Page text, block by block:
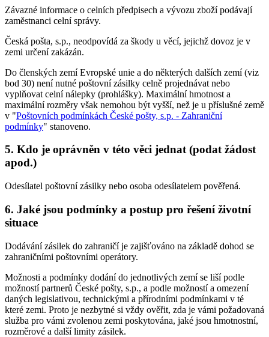
Závazné informace o celních předpisech a vývozu zboží podávají
zaměstnanci celní správy.
Česká pošta, s.p., neodpovídá za škody u věcí, jejichž dovoz je v
zemi určení zakázán.
Do členských zemí Evropské unie a do některých dalších zemí (viz
bod 30) není nutné poštovní zásilky celně projednávat nebo
vyplňovat celní nálepky (prohlášky). Maximální hmotnost a
maximální rozměry však nemohou být vyšší, než je u příslušné země
v "Poštovních podmínkách České pošty, s.p. - Zahraniční
podmínky" stanoveno.
5. Kdo je oprávněn v této věci jednat (podat žádost
apod.)
Odesílatel poštovní zásilky nebo osoba odesílatelem pověřená.
6. Jaké jsou podmínky a postup pro řešení životní
situace
Dodávání zásilek do zahraničí je zajišťováno na základě dohod se
zahraničními poštovními operátory.
Možnosti a podmínky dodání do jednotlivých zemí se liší podle
možností partnerů České pošty, s.p., a podle možností a omezení
daných legislativou, technickými a přírodními podmínkami v té
které zemi. Proto je nezbytné si vždy ověřit, zda je vámi požadovaná
služba pro vámi zvolenou zemi poskytována, jaké jsou hmotnostní,
rozměrové a další limity zásilek.